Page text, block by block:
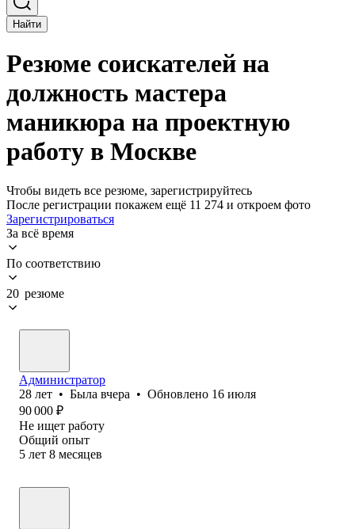
Найти
Резюме соискателей на
должность мастера
маникюра на проектную
работу в Москве
Чтобы видеть все резюме, зарегистрируйтесь
После регистрации покажем ещё 11 274 и откроем фото
Зарегистрироваться
За всё время
По соответствию
20 резюме
Администратор
28 лет • Была вчера • Обновлено 16 июля
90 000 ₽
Не ищет работу
Общий опыт
5 лет 8 месяцев